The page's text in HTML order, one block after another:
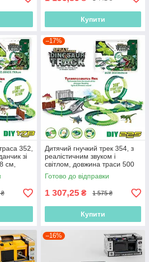
Купити
352,
зі
см,
₴
–17%
Дитячий гнучкий трек 354, з
реалістичним звуком і
світлом, довжина траси 500
см, дино майданчик, петля
Готово до відправки
1 307,25 ₴ 1 575 ₴
Купити
–16%